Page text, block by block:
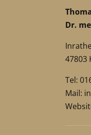
Dr.
47803
Tel:
Mail: